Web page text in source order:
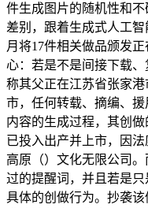
件生成图片的随机性和
差别，跟着生成式人工
月将17件相关做品颁发
心：若是不是间接下载、
称其父正在江苏省张家
市，任何转载、摘编、
内容的生成过程，其创
已投入出产并上市，因
高原（）文化无限公司
过的提醒词，并且若是
具体的创做行为。抄袭